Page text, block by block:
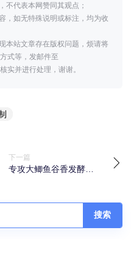
不代表本网赞同其观点；
，如无特殊说明或标注，均为收
本站文章存在版权问题，烦请将
式等，发邮件至
实并进行处理，谢谢。
下一篇
专攻大鲫鱼谷香发酵饵
搜索